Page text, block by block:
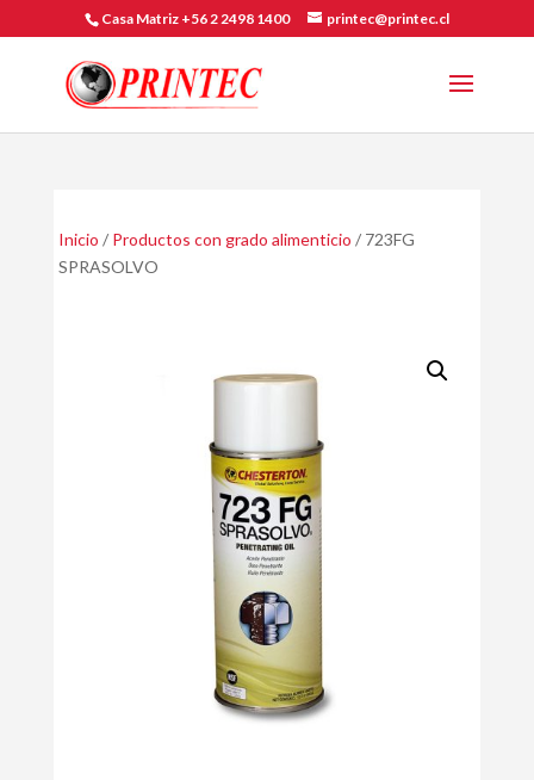
Casa Matriz +56 2 2498 1400 printec@printec.cl
Inicio / Productos con grado alimenticio / 723FG
SPRASOLVO